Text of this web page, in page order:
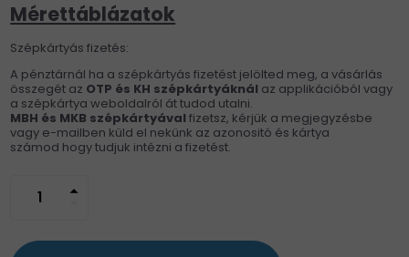
Mérettáblázatok
Szépkártyás fizetés:
A pénztárnál ha a szépkártyás fizetést jelölted meg, a vásárlás
összegét az OTP és KH szépkártyáknál az applikációból vagy
a szépkártya weboldalról át tudod utalni.
MBH és MKB szépkártyával fizetsz, kérjük a megjegyzésbe
vagy e-mailben küld el nekünk az azonositó és kártya
számod hogy tudjuk intézni a fizetést.
arrow_drop_up